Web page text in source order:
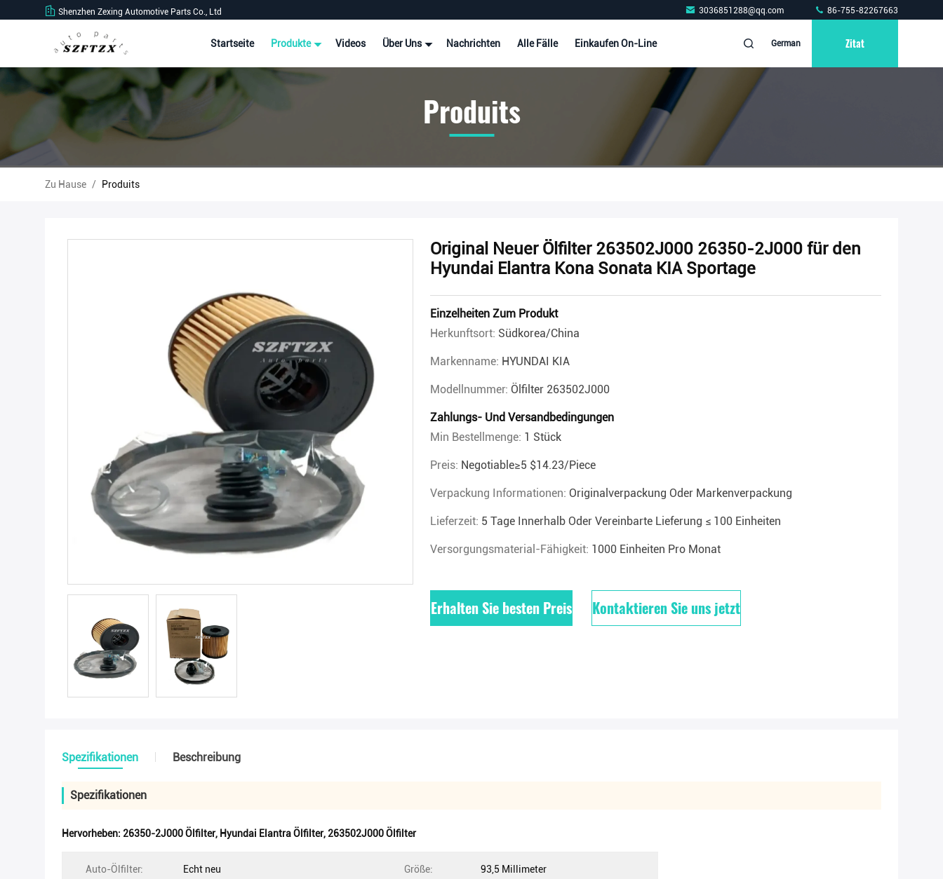
Shenzhen Zexing Automotive Parts Co., Ltd 3036851288@qq.com 86-755-82267663
Startseite Produkte Videos Über Uns Nachrichten Alle Fälle Einkaufen On-Line German Zitat
Produits
Zu Hause / Produits
Original Neuer Ölfilter 263502J000 26350-2J000 für den
Hyundai Elantra Kona Sonata KIA Sportage
Einzelheiten Zum Produkt
Herkunftsort: Südkorea/China
Markenname: HYUNDAI KIA
Modellnummer: Ölfilter 263502J000
Zahlungs- Und Versandbedingungen
Min Bestellmenge: 1 Stück
Preis: Negotiable≥5 $14.23/piece
Verpackung Informationen: Originalverpackung Oder Markenverpackung
Lieferzeit: 5 Tage Innerhalb Oder Vereinbarte Lieferung ≤ 100 Einheiten
Versorgungsmaterial-Fähigkeit: 1000 Einheiten Pro Monat
Erhalten Sie besten Preis Kontaktieren Sie uns jetzt
Spezifikationen Beschreibung
Spezifikationen
Hervorheben: 26350-2J000 Ölfilter, Hyundai Elantra Ölfilter, 263502J000 Ölfilter
Auto-Ölfilter: Echt neu Größe: 93,5 Millimeter